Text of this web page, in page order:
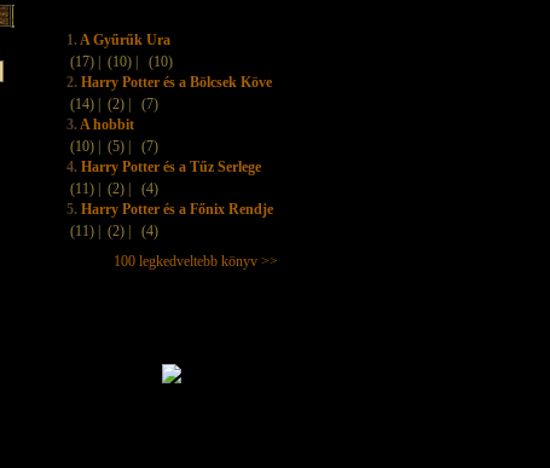
1.A Gyűrűk Ura
(17) |
(10) |
(10)
2. Harry Potter és a Bölcsek Köve
(14) |
(2) |
(7)
3.A hobbit
(10) |
(5) |
(7)
4. Harry Potter és a Tűz Serlege
(11) |
(2) |
(4)
5. Harry Potter és a Főnix Rendje
(11) |
(2) |
(4)
100 legkedveltebb könyv >>